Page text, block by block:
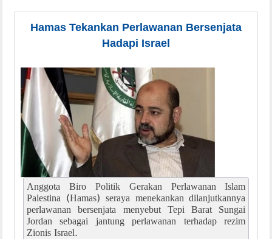
Hamas Tekankan Perlawanan Bersenjata
Hadapi Israel
Anggota Biro Politik Gerakan Perlawanan Islam
Palestina (Hamas) seraya menekankan dilanjutkannya
perlawanan bersenjata menyebut Tepi Barat Sungai
Jordan sebagai jantung perlawanan terhadap rezim
Zionis Israel.